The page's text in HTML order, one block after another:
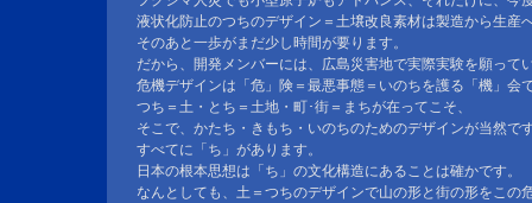
液状化防止のつちのデザイン＝土壌改良素材は製造から生産
そのあと一歩がまだ少し時間が要ります。
だから、開発メンバーには、広島災害地で実際実験を願って
危機デザインは「危」険＝最悪事態＝いのちを護る「機」会
つち＝土・とち＝土地・町･街＝まちが在ってこそ、
そこで、かたち・きもち・いのちのためのデザインが当然で
すべてに「ち」があります。
日本の根本思想は「ち」の文化構造にあることは確かです。
なんとしても、土＝つちのデザインで山の形と街の形をこの